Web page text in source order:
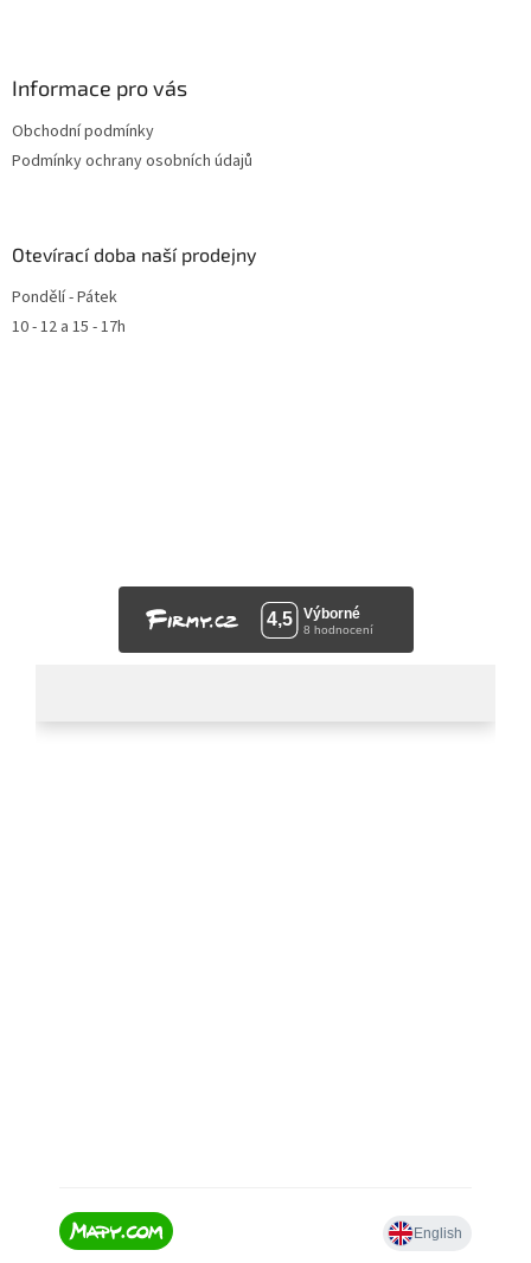
Informace pro vás
Obchodní podmínky
Podmínky ochrany osobních údajů
Otevírací doba naší prodejny
Pondělí - Pátek
10 - 12 a 15 - 17h